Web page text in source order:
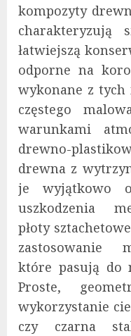
kompozyty
charakteryzują
łatwiejszą
odporne na
wykonane z tych
częstego
warunkami
drewno-
drewna z
je wyjątkowo
uszkodzenia
płoty
zastosowanie
które pasują do
Proste,
wykorzystanie
czy czarna